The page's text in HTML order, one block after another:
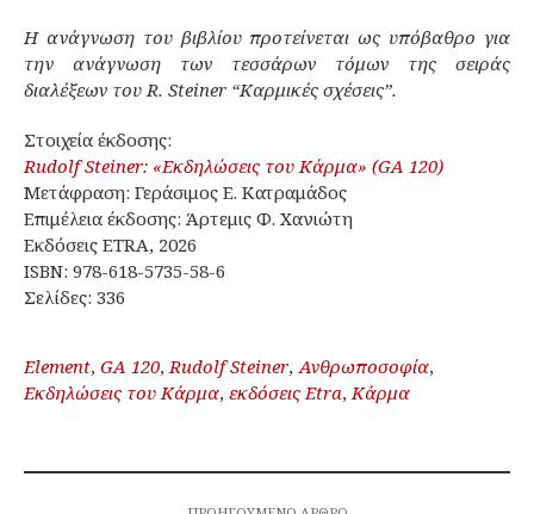
Η ανάγνωση του βιβλίου προτείνεται ως υπόβαθρο για
την ανάγνωση των τεσσάρων τόμων της σειράς
διαλέξεων του R. Steiner “Καρμικές σχέσεις”.
Στοιχεία έκδοσης:
Rudolf Steiner: «Εκδηλώσεις του Κάρμα» (GA 120)
Μετάφραση: Γεράσιμος Ε. Κατραμάδος
Επιμέλεια έκδοσης: Άρτεμις Φ. Χανιώτη
Εκδόσεις ETRA, 2026
ISBN: 978-618-5735-58-6
Σελίδες: 336
Element, GA 120, Rudolf Steiner, Ανθρωποσοφία,
Εκδηλώσεις του Κάρμα, εκδόσεις Etra, Κάρμα